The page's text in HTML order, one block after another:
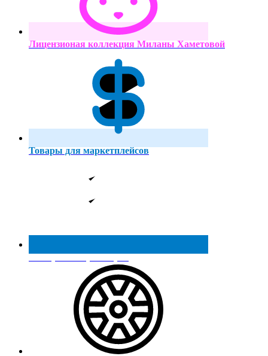
Лицензионая коллекция Миланы Хаметовой
Товары для маркетплейсов
Реестр МинПромТорга